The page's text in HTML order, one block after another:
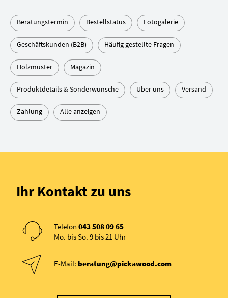
Beratungstermin Bestellstatus Fotogalerie
Geschäftskunden (B2B) Häufig gestellte Fragen
Holzmuster Magazin
Produktdetails & Sonderwünsche Über uns Versand
Zahlung Alle anzeigen
Ihr Kontakt zu uns
Telefon 043 508 09 65
Mo. bis So. 9 bis 21 Uhr
E-Mail: beratung@pickawood.com